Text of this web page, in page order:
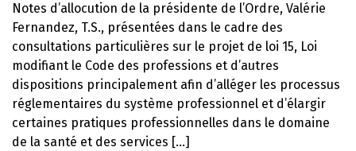
Notes d’allocution de la présidente de l’Ordre, Valérie
Fernandez, T.S., présentées dans le cadre des
consultations particulières sur le projet de loi 15, Loi
modifiant le Code des professions et d’autres
dispositions principalement afin d’alléger les processus
réglementaires du système professionnel et d’élargir
certaines pratiques professionnelles dans le domaine
de la santé et des services [...]